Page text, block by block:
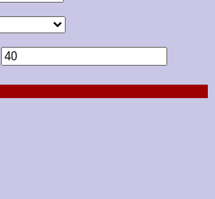
Μέγιστη
τιμή